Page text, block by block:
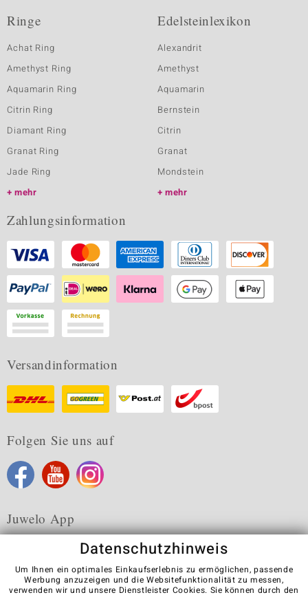
Ringe
Achat Ring
Amethyst Ring
Aquamarin Ring
Citrin Ring
Diamant Ring
Granat Ring
Jade Ring
mehr
Edelsteinlexikon
Alexandrit
Amethyst
Aquamarin
Bernstein
Citrin
Granat
Mondstein
mehr
Zahlungsinformation
Versandinformation
Folgen Sie uns auf
Juwelo App
Datenschutzhinweis
Um Ihnen ein optimales Einkaufserlebnis zu ermöglichen, passende
Werbung anzuzeigen und die Websitefunktionalität zu messen,
verwenden wir und unsere Dienstleister Cookies. Sie können durch den